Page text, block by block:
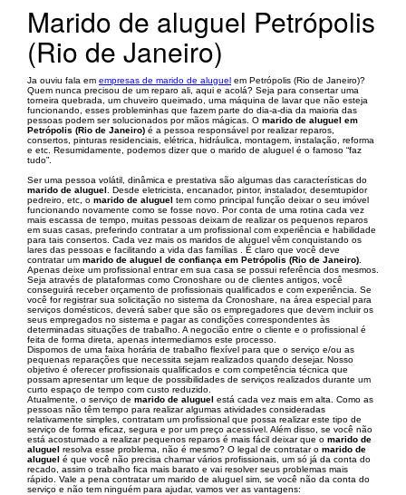
Marido de aluguel Petrópolis
(Rio de Janeiro)
Ja ouviu fala em empresas de marido de aluguel em Petrópolis (Rio de Janeiro)?
Quem nunca precisou de um reparo ali, aqui e acolá? Seja para consertar uma
torneira quebrada, um chuveiro queimado, uma máquina de lavar que não esteja
funcionando, esses probleminhas que fazem parte do dia-a-dia da maioria das
pessoas podem ser solucionados por mãos mágicas. O marido de aluguel em
Petrópolis (Rio de Janeiro) é a pessoa responsável por realizar reparos,
consertos, pinturas residenciais, elétrica, hidráulica, montagem, instalação, reforma
e etc. Resumidamente, podemos dizer que o marido de aluguel é o famoso “faz
tudo”.
Ser uma pessoa volátil, dinâmica e prestativa são algumas das características do
marido de aluguel . Desde eletricista, encanador, pintor, instalador, desemtupidor
pedreiro, etc, o marido de aluguel tem como principal função deixar o seu imóvel
funcionando novamente como se fosse novo. Por conta de uma rotina cada vez
mais escassa de tempo, muitas pessoas deixam de realizar os pequenos reparos
em suas casas, preferindo contratar a um profissional com experiência e habilidade
para tais consertos. Cada vez mais os maridos de aluguel vêm conquistando os
lares das pessoas e facilitando a vida das famílias . É claro que você deve
contratar um marido de aluguel de confiança em Petrópolis (Rio de Janeiro)
Apenas deixe um profissional entrar em sua casa se possui referência dos mesmos.
Seja através de plataformas como Cronoshare ou de clientes antigos, você
conseguirá receber orçamento de profissionais qualificados e com experiência. Se
você for registrar sua solicitação no sistema da Cronoshare, na área especial para
serviços domésticos, deverá saber que são os empregadores que devem incluir os
seus empregados no sistema e pagar as condições correspondentes às
determinadas situações de trabalho. A negocião entre o cliente e o profissional é
feita de forma direta, apenas intermediamos este processo.
Dispomos de uma faixa horária de trabalho flexível para que o serviço e/ou as
pequenas reparações que necessita sejam realizados quando desejar. Nosso
objetivo é oferecer profissionais qualificados e com competência técnica que
possam apresentar um leque de possibilidades de serviços realizados durante um
curto espaço de tempo com custo reduzido.
Atualmente, o serviço de marido de aluguel está cada vez mais em alta. Como as
pessoas não têm tempo para realizar algumas atividades consideradas
relativamente simples, contratam um profissional que possa realizar este tipo de
serviço de forma eficaz, segura e por um preço acessível. Além disso, se você não
está acostumado a realizar pequenos reparos é mais fácil deixar que o marido de
aluguel resolva esse problema, não é mesmo? O legal de contratar o marido de
aluguel é que você não precisa chamar vários profissionais, um só já da conta do
recado, assim o trabalho fica mais barato e vai resolver seus problemas mais
rápido. Vale a pena contratar um marido de aluguel sim, se você não da conta do
serviço e não tem ninguém para ajudar, vamos ver as vantagens: